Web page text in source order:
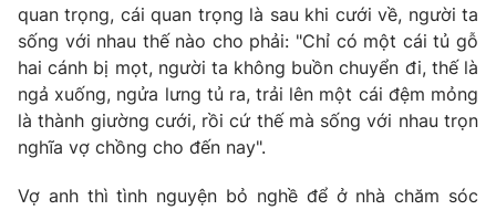
quan trọng, cái quan trọng là sau khi cưới về, người ta
sống với nhau thế nào cho phải: "Chỉ có một cái tủ gỗ
hai cánh bị mọt, người ta không buồn chuyển đi, thế là
ngả xuống, ngửa lưng tủ ra, trải lên một cái đệm mỏng
là thành giường cưới, rồi cứ thế mà sống với nhau trọn
nghĩa vợ chồng cho đến nay".
Vợ anh thì tình nguyện bỏ nghề để ở nhà chăm sóc